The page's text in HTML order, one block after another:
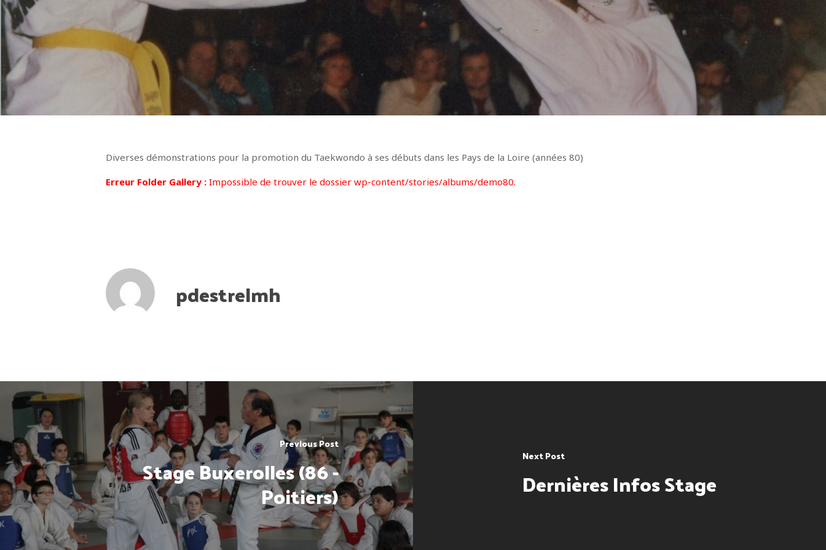
Diverses démonstrations pour la promotion du Taekwondo à ses débuts dans les Pays de la Loire (années 80)
Erreur Folder Gallery : Impossible de trouver le dossier wp-content/stories/albums/demo80.
pdestrelmh
Previous Post
Stage Buxerolles (86 -
Poitiers)
Next Post
Dernières Infos Stage